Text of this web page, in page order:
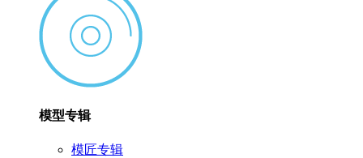
模型专辑
模匠专辑